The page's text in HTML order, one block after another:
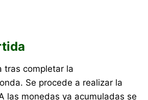
tras completar la
Se procede a realizar la
las monedas ya acumuladas se